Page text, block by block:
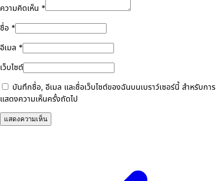
ความคิดเห็น *
ชื่อ *
อีเมล *
เว็บไซต์
บันทึกชื่อ, อีเมล และชื่อเว็บไซต์ของฉันบนเบราว์เซอร์นี้ สำหรับการ
แสดงความเห็นครั้งถัดไป